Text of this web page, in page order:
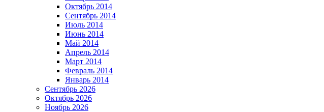
Октябрь 2014
Сентябрь 2014
Июль 2014
Июнь 2014
Май 2014
Апрель 2014
Март 2014
Февраль 2014
Январь 2014
Сентябрь 2026
Октябрь 2026
Ноябрь 2026